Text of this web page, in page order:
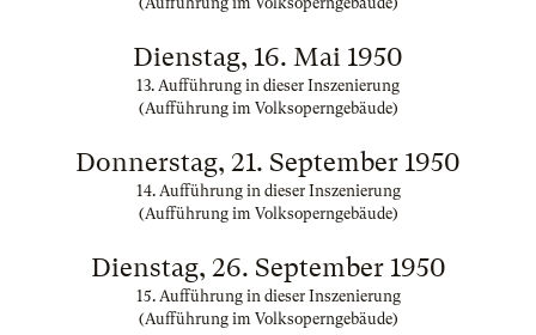
Dienstag, 16. Mai 1950
13. Aufführung in dieser Inszenierung
(Aufführung im Volksoperngebäude)
Donnerstag, 21. September 1950
14. Aufführung in dieser Inszenierung
(Aufführung im Volksoperngebäude)
Dienstag, 26. September 1950
15. Aufführung in dieser Inszenierung
(Aufführung im Volksoperngebäude)